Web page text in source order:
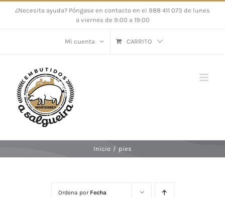
Saltar¿Necesita ayuda? Póngase en contacto en el 988 411 073 de lunes
a viernes de 9:00 a 19:00
Mi cuenta CARRITO
Inicio / pies
Ordena por Fecha